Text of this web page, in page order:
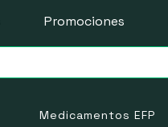
Promociones
Medicamentos EFP